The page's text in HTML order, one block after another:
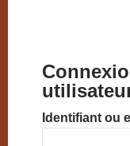
Identifiant ou